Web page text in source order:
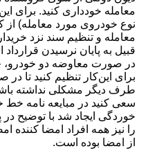
خودداری کنید. برای این
مورد معامله) از کل مبلغ
و تنظیم سند نزد خریدار باقی
پایان نرسیدن قرارداد از
معاوضه دو خودرو، حتما دو
تنظیم کنید تا در
مشکلی نداشته باشد.
در مبایعه نامه خط
ایجاد شد با توضیح در پایان
همه افراد امضا کننده امضا و
بوده است.